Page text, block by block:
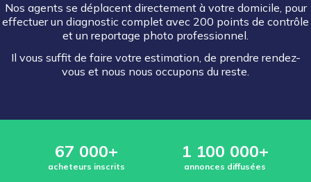
Nos agents se déplacent directement à votre domicile, pour
effectuer un diagnostic complet avec 200 points de contrôle
et un reportage photo professionnel.
Il vous suffit de faire votre estimation, de prendre rendez-
vous et nous nous occupons du reste.
67 000+
acheteurs inscrits
1 100 000+
annonces diffusées